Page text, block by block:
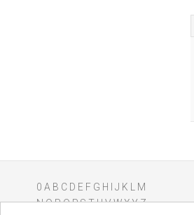
0 A B C D E F G H J K
M
NOPQRSTUVWXYZ